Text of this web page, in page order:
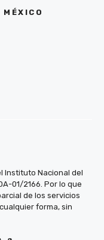
Instituto Nacional del
01/2166. Por lo que
de los servicios
forma, sin